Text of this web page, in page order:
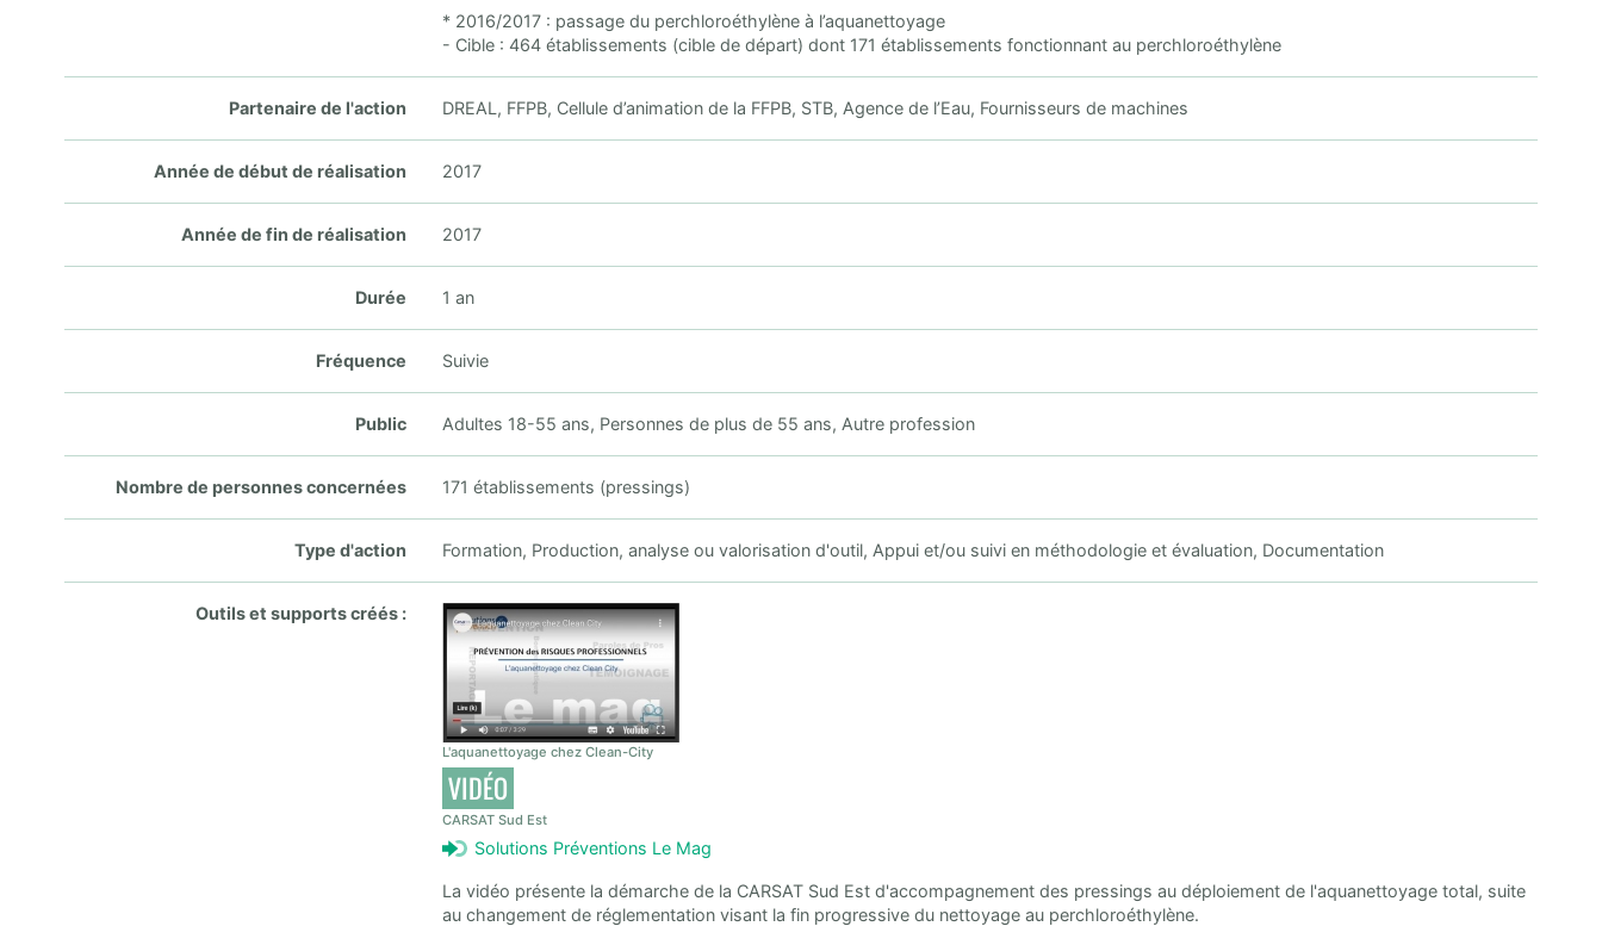
* 2016/2017 : passage du perchloroéthylène à l’aquanettoyage
- Cible : 464 établissements (cible de départ) dont 171 établissements fonctionnant au perchloroéthylène
Partenaire de l'action DREAL, FFPB, Cellule d’animation de la FFPB, STB, Agence de l’Eau, Fournisseurs de machines
Année de début de réalisation 2017
Année de fin de réalisation 2017
Durée 1 an
Fréquence Suivie
Public Adultes 18-55 ans, Personnes de plus de 55 ans, Autre profession
Nombre de personnes concernées 171 établissements (pressings)
Type d'action Formation, Production, analyse ou valorisation d'outil, Appui et/ou suivi en méthodologie et évaluation, Documentation
Outils et supports créés :
L'aquanettoyage chez Clean-City
VIDÉO
CARSAT Sud Est
Solutions Préventions Le Mag
La vidéo présente la démarche de la CARSAT Sud Est d'accompagnement des pressings au déploiement de l'aquanettoyage total, suite
au changement de réglementation visant la fin progressive du nettoyage au perchloroéthylène.